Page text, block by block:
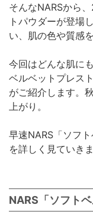
そんなNARSから
トパウダーが登場
い、肌の色や質感
今回はどんな肌に
ベルベットプレス
がご紹介します。
上がり。
早速NARS「ソフ
を詳しく見ていき
NARS「ソフト